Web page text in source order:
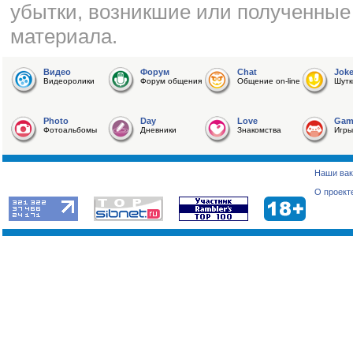
убытки, возникшие или
материала.
Видео
Видеоролики
Форум
Форум общения
Chat
Общение on-line
Joke
Photo
Фотоальбомы
Day
Дневники
Love
Знакомства Игры
Наши
О